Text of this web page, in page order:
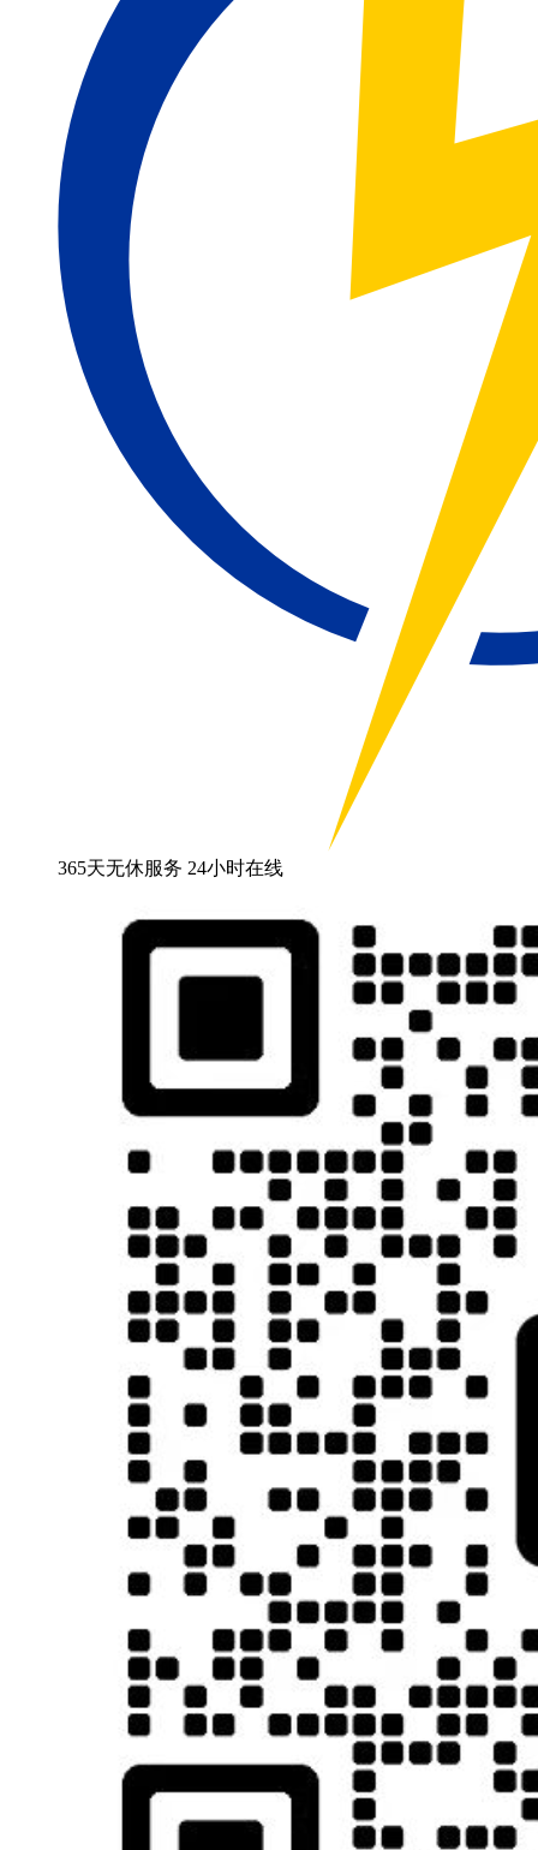
365天无休服务 24小时在线